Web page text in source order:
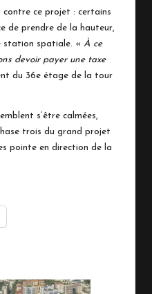
contre ce projet : certains
de prendre de la hauteur,
station spatiale. « À ce
devoir payer une taxe
du 36e étage de la tour
s’être calmées,
trois du grand projet
pointe en direction de la